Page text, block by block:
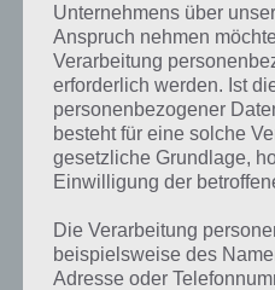
Kurze
Hoppeln
Unternehmens über
Anspruch nehmen
Verarbeitung
erforderlich werden. Ist
personenbezogener
besteht für eine solche
gesetzliche Grundlage,
Einwilligung der
Die Verarbeitung
beispielsweise des
Adresse oder